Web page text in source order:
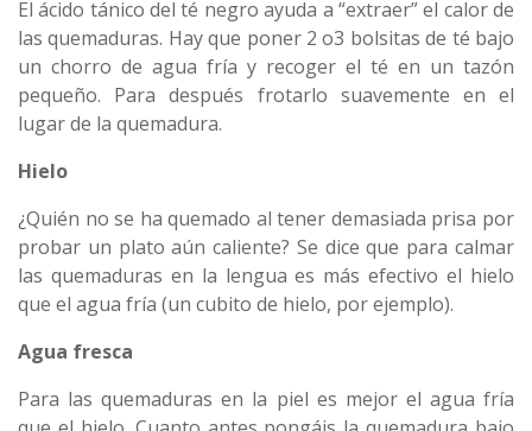
El ácido tánico del té negro ayuda a “extraer” el calor de
las quemaduras. Hay que poner 2 o3 bolsitas de té bajo
un chorro de agua fría y recoger el té en un tazón
pequeño. Para después frotarlo suavemente en el
lugar de la quemadura.
Hielo
¿Quién no se ha quemado al tener demasiada prisa por
probar un plato aún caliente? Se dice que para calmar
las quemaduras en la lengua es más efectivo el hielo
que el agua fría (un cubito de hielo, por ejemplo).
Agua fresca
Para las quemaduras en la piel es mejor el agua fría